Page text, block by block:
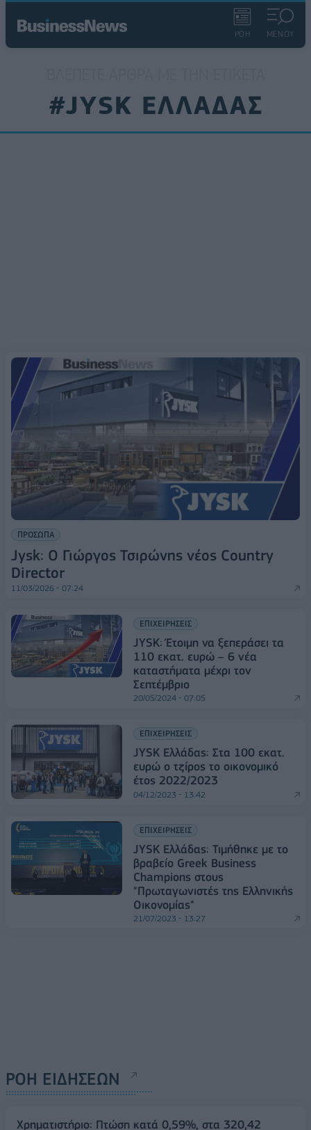
ΡΟΗ ΜΕΝΟΥ
#JYSK ΕΛΛΑΔΑΣ
ΠΡΟΣΩΠΑ
Jysk: Ο Γιώργος Τσιρώνης νέος Country
Director
11/03/2026 - 07:24
ΕΠΙΧΕΙΡΗΣΕΙΣ
JYSK: Έτοιμη να ξεπεράσει τα
110 εκατ. ευρώ – 6 νέα
καταστήματα μέχρι τον
Σεπτέμβριο
20/05/2024 - 07:05
ΕΠΙΧΕΙΡΗΣΕΙΣ
JYSK Ελλάδας: Στα 100 εκατ.
ευρώ ο τζίρος το οικονομικό
έτος 2022/2023
04/12/2023 - 13:42
ΕΠΙΧΕΙΡΗΣΕΙΣ
JYSK Ελλάδας: Τιμήθηκε με το
βραβείο Greek Business
Champions στους
"Πρωταγωνιστές της Ελληνικής
Οικονομίας"
21/07/2023 - 13:27
ΡΟΗ ΕΙΔΗΣΕΩΝ
Χρηματιστήριο: Πτώση κατά 0,59%, στα 320,42